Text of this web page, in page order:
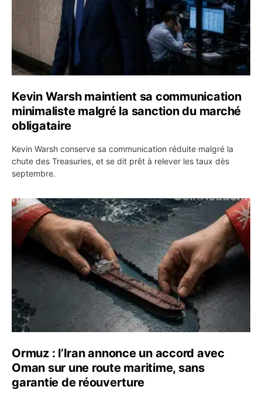
Kevin Warsh maintient sa communication
minimaliste malgré la sanction du marché
obligataire
Kevin Warsh conserve sa communication réduite malgré la
chute des Treasuries, et se dit prêt à relever les taux dès
septembre.
Ormuz : l’Iran annonce un accord avec Oman sur une
Ormuz : l’Iran annonce un accord avec
Oman sur une route maritime, sans
garantie de réouverture